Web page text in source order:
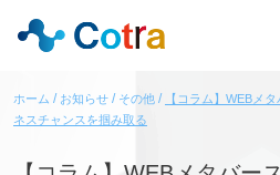
ホーム お知らせ その他
【コラム】WEBメ
ネスチャンスを掴み取る